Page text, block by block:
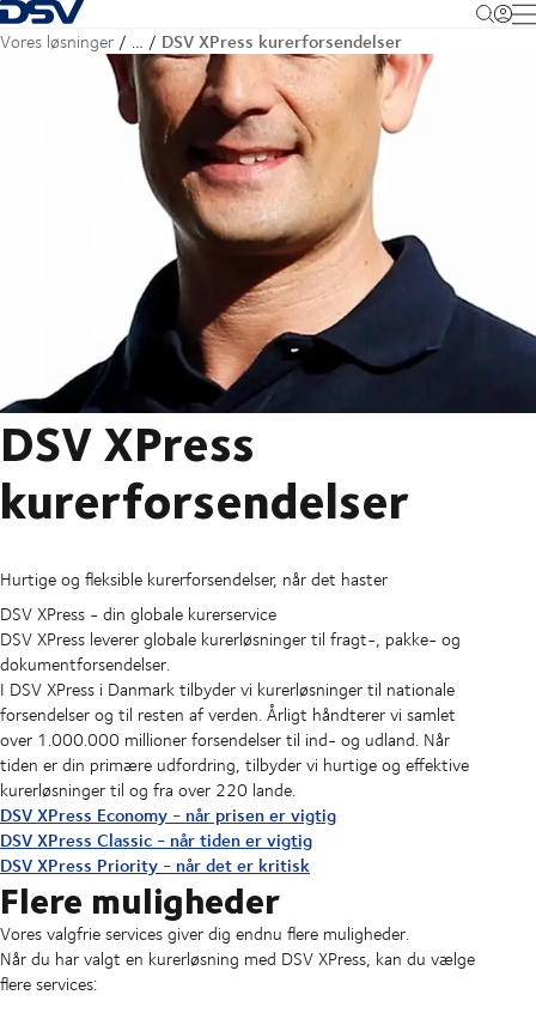
Tilbage til forsiden
Vores løsninger … DSV XPress kurerforsendelser
DSV XPress
kurerforsendelser
Hurtige og fleksible kurerforsendelser, når det haster
DSV XPress - din globale kurerservice
DSV XPress leverer globale kurerløsninger til fragt-, pakke- og
dokumentforsendelser.
I DSV XPress i Danmark tilbyder vi kurerløsninger til nationale
forsendelser og til resten af verden. Årligt håndterer vi samlet
over 1.000.000 millioner forsendelser til ind- og udland. Når
tiden er din primære udfordring, tilbyder vi hurtige og effektive
kurerløsninger til og fra over 220 lande.
DSV XPress Economy - når prisen er vigtig
DSV XPress Classic - når tiden er vigtig
DSV XPress Priority - når det er kritisk
Flere muligheder
Vores valgfrie services giver dig endnu flere muligheder.
Når du har valgt en kurerløsning med DSV XPress, kan du vælge
flere services: